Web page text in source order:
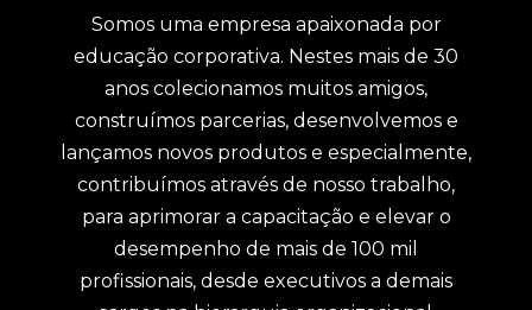
Somos uma empresa apaixonada por
educação corporativa. Nestes mais de 30
anos colecionamos muitos amigos,
construímos parcerias, desenvolvemos e
lançamos novos produtos e especialmente,
contribuímos através de nosso trabalho,
para aprimorar a capacitação e elevar o
desempenho de mais de 100 mil
profissionais, desde executivos a demais